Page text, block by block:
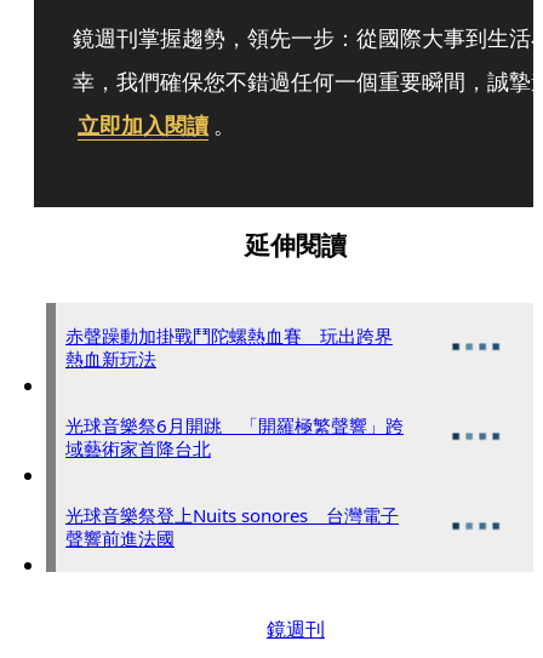
鏡週刊掌握趨勢，領先一步：從國際大事到生活
幸，我們確保您不錯過任何一個重要瞬間，誠摯
立即加入閱讀 。
延伸閱讀
赤聲躁動加掛戰鬥陀螺熱血賽 玩出跨界
熱血新玩法
光球音樂祭6月開跳 「開羅極繁聲響」跨
域藝術家首降台北
光球音樂祭登上Nuits sonores 台灣電子
聲響前進法國
鏡週刊